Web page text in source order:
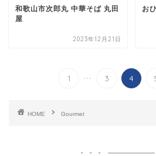
和歌山市次郎丸 中華そば 丸田
屋
2023年12月21日
お
1 ... 3 4
HOME Gourmet